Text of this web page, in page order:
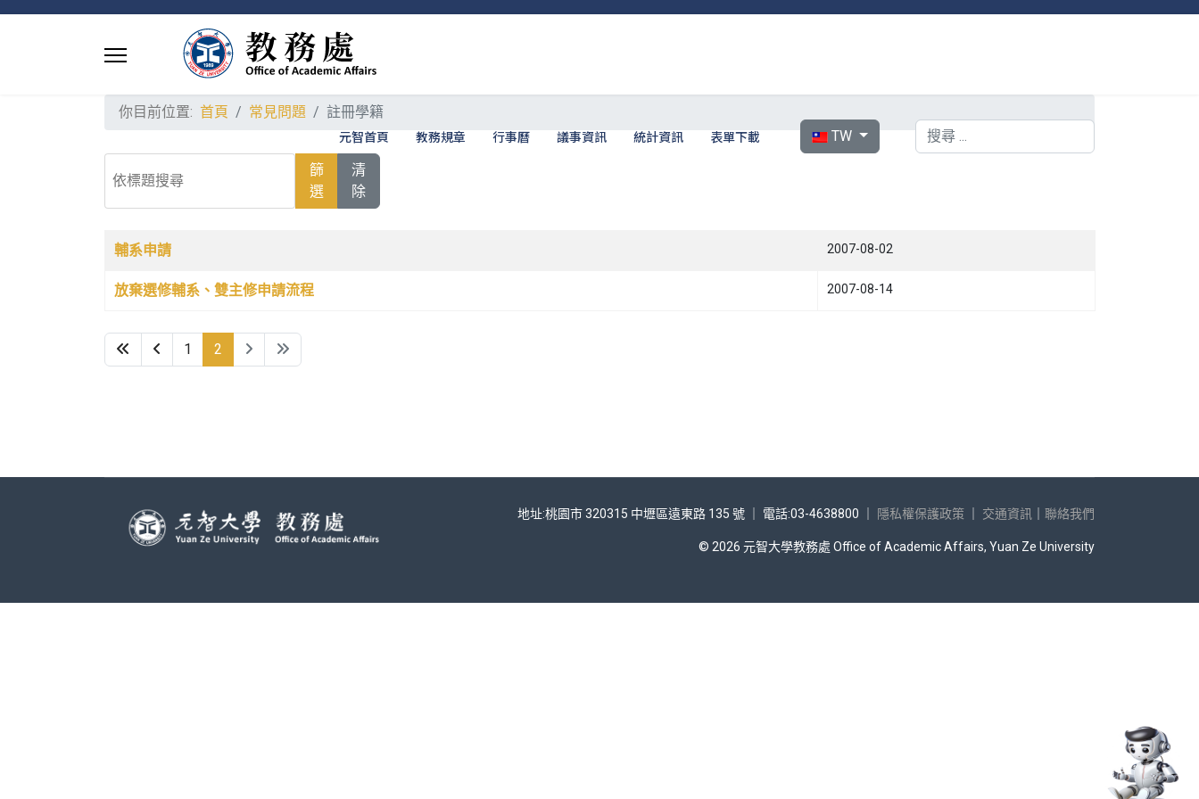
元智首頁 教務規章 行事曆 議事資訊 統計資訊 表單下載 選擇你的語言
TW 搜索
你目前位置: 首頁 常見問題 註冊學籍
篩
選
清
除
文章列表
名稱 發佈日期
輔系申請 2007-08-02
放棄選修輔系、雙主修申請流程 2007-08-14
1 2
地址:桃園市 320315 中壢區遠東路 135 號 ｜ 電話:03-4638800 ｜ 隱私權保護政策 交通資訊 聯絡我們
© 2026 元智大學教務處 Office of Academic Affairs, Yuan Ze University